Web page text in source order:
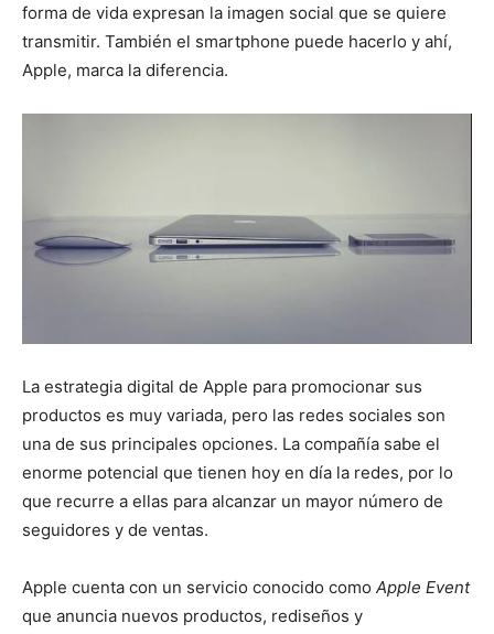
forma de vida expresan la imagen social que se quiere
transmitir. También el smartphone puede hacerlo y ahí,
Apple, marca la diferencia.
La estrategia digital de Apple para promocionar sus
productos es muy variada, pero las redes sociales son
una de sus principales opciones. La compañía sabe el
enorme potencial que tienen hoy en día la redes, por lo
que recurre a ellas para alcanzar un mayor número de
seguidores y de ventas.
Apple cuenta con un servicio conocido como Apple Event
que anuncia nuevos productos, rediseños y